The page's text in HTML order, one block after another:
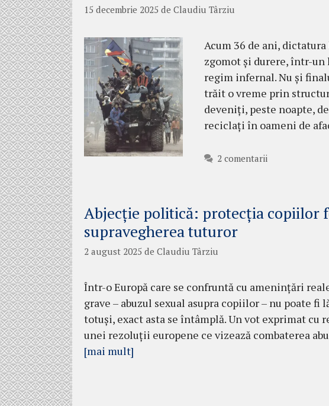
15 decembrie 2025 de Claudiu Târziu
Acum 36 de ani,
zgomot și durere, într-un
regim infernal. Nu și
trăit o vreme prin
deveniți, peste noapte,
reciclați în oameni de
2 comentarii
Abjecție politică: protecția copiilor
supravegherea tuturor
2 august 2025 de Claudiu Târziu
Într-o Europă care se confruntă cu amenințări
grave – abuzul sexual asupra copiilor – nu poate
totuși, exact asta se întâmplă. Un vot exprimat cu
unei rezoluții europene ce vizează combaterea
[mai mult]